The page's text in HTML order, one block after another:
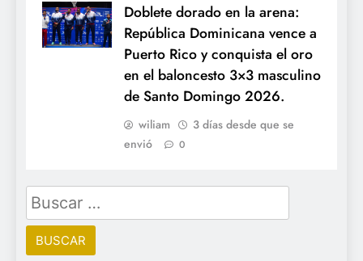
Doblete dorado en la arena:
República Dominicana vence a
Puerto Rico y conquista el oro
en el baloncesto 3×3 masculino
de Santo Domingo 2026.
wiliam
3 días desde que se
envió
0
Buscar: